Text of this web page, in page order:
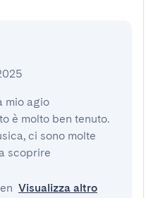
mio agio
è molto ben tenuto.
ci sono molte
scoprire
Visualizza altro